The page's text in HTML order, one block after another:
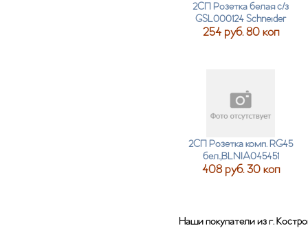
2СП Розетка белая с/з
GSL000124 Schneider
254 руб. 80 коп
2СП Розетка комп. RG45
бел.,BLNIA045451
408 руб. 30 коп
Наши покупатели из г.